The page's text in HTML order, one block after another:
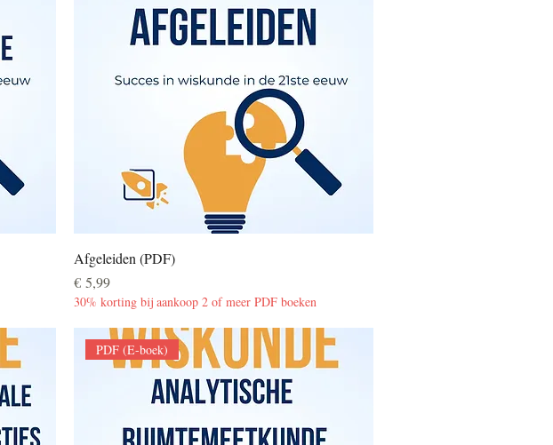
Afgeleiden (PDF)
Prijs
€ 5,99
30% korting bij aankoop 2 of meer PDF boeken
PDF (E-boek)